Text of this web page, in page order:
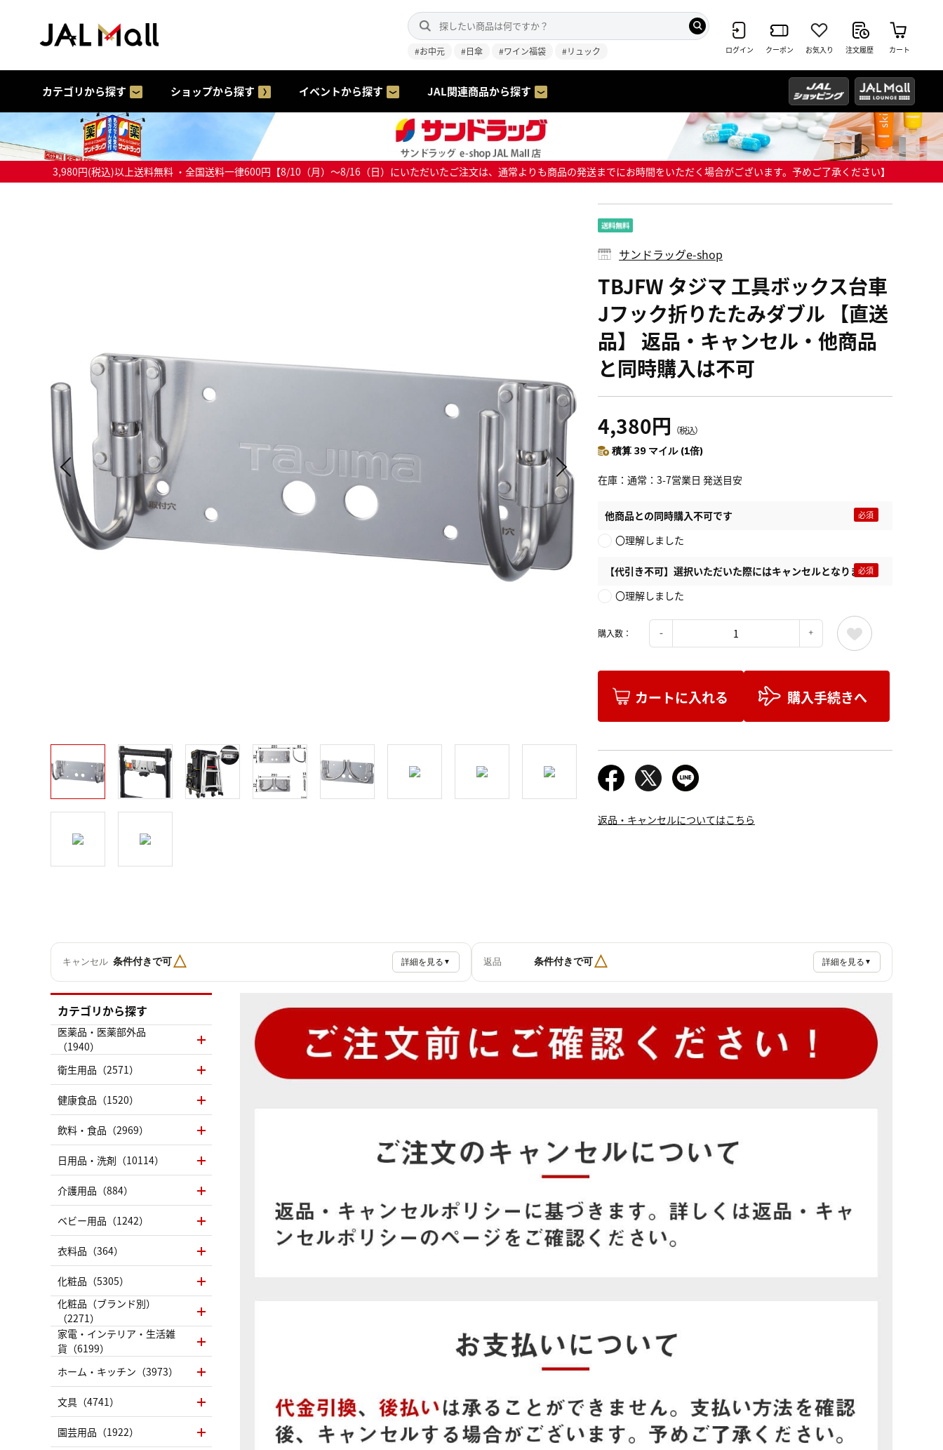
#お中元 #日傘 #ワイン福袋 #リュック ログイン クーポン お気入り 注文履歴 カート
カテゴリから探す ショップから探す イベントから探す JAL関連商品から探す
3,980円(税込)以上送料無料 ・全国送料一律600円【8/10（月）～8/16（日）にいただいたご注文は、通常よりも商品の発送までにお時間をいただく場合がございます。予めご了承ください】
サンドラッグe-shop
TBJFW タジマ 工具ボックス台車
Jフック折りたたみダブル 【直送
品】 返品・キャンセル・他商品
と同時購入は不可
4,380円 （税込）
積算 39 マイル (1倍)
在庫 通常：3-7営業日 発送目安
他商品との同時購入不可です
〇理解しました
【代引き不可】選択いただいた際にはキャンセルとなります
〇理解しました
購入数：
カートに入れる 購入手続きへ
返品・キャンセルについてはこちら
キャンセル 条件付きで可△ 詳細を見る ▼ 返品 条件付きで可△ 詳細を見る ▼
カテゴリから探す
医薬品・医薬部外品
（1940）
衛生用品（2571）
健康食品（1520）
飲料・食品（2969）
日用品・洗剤（10114）
介護用品（884）
ベビー用品（1242）
衣料品（364）
化粧品（5305）
化粧品（ブランド別）
（2271）
家電・インテリア・生活雑
貨（6199）
ホーム・キッチン（3973）
文具（4741）
園芸用品（1922）